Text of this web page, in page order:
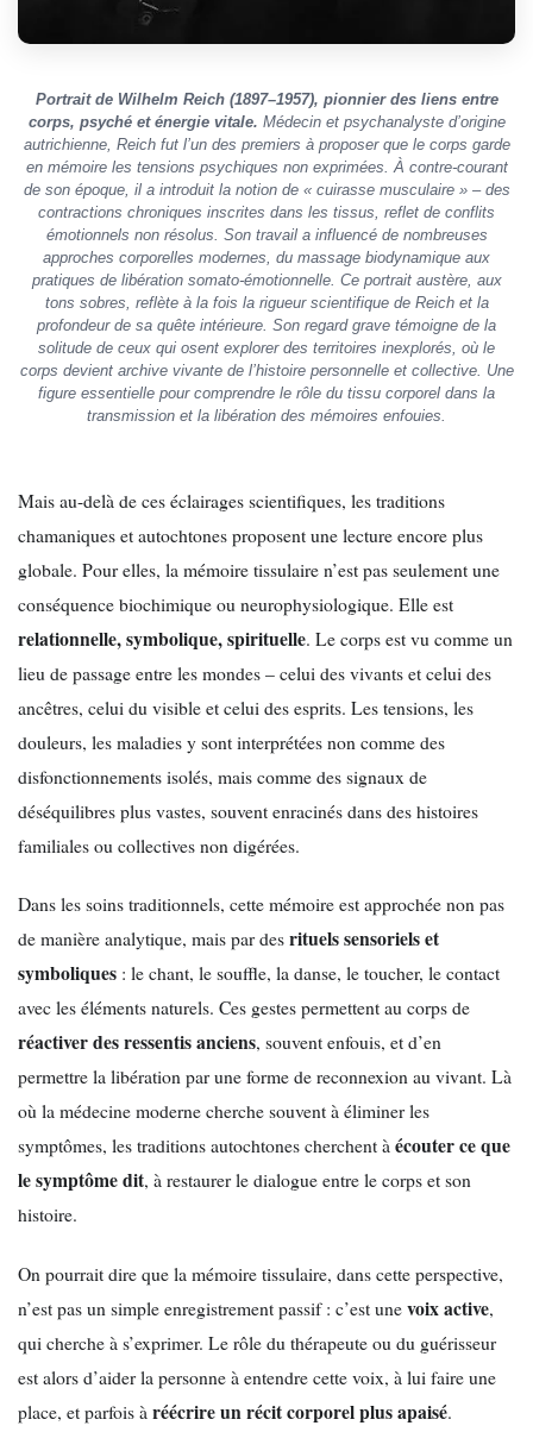
Portrait de Wilhelm Reich (1897–1957), pionnier des liens entre
corps, psyché et énergie vitale. Médecin et psychanalyste d’origine
autrichienne, Reich fut l’un des premiers à proposer que le corps garde
en mémoire les tensions psychiques non exprimées. À contre-courant
de son époque, il a introduit la notion de « cuirasse musculaire » – des
contractions chroniques inscrites dans les tissus, reflet de conflits
émotionnels non résolus. Son travail a influencé de nombreuses
approches corporelles modernes, du massage biodynamique aux
pratiques de libération somato-émotionnelle. Ce portrait austère, aux
tons sobres, reflète à la fois la rigueur scientifique de Reich et la
profondeur de sa quête intérieure. Son regard grave témoigne de la
solitude de ceux qui osent explorer des territoires inexplorés, où le
corps devient archive vivante de l’histoire personnelle et collective. Une
figure essentielle pour comprendre le rôle du tissu corporel dans la
transmission et la libération des mémoires enfouies.
Mais au-delà de ces éclairages scientifiques, les traditions
chamaniques et autochtones proposent une lecture encore plus
globale. Pour elles, la mémoire tissulaire n’est pas seulement une
conséquence biochimique ou neurophysiologique. Elle est
relationnelle, symbolique, spirituelle. Le corps est vu comme un
lieu de passage entre les mondes – celui des vivants et celui des
ancêtres, celui du visible et celui des esprits. Les tensions, les
douleurs, les maladies y sont interprétées non comme des
disfonctionnements isolés, mais comme des signaux de
déséquilibres plus vastes, souvent enracinés dans des histoires
familiales ou collectives non digérées.
Dans les soins traditionnels, cette mémoire est approchée non pas
de manière analytique, mais par desrituels sensoriels et
symboliques : le chant, le souffle, la danse, le toucher, le contact
avec les éléments naturels. Ces gestes permettent au corps de
réactiver des ressentis anciens, souvent enfouis, et d’en
permettre la libération par une forme de reconnexion au vivant. Là
où la médecine moderne cherche souvent à éliminer les
symptômes, les traditions autochtones cherchent àécouter ce que
le symptôme dit, à restaurer le dialogue entre le corps et son
histoire.
On pourrait dire que la mémoire tissulaire, dans cette perspective,
n’est pas un simple enregistrement passif : c’est unevoix active,
qui cherche à s’exprimer. Le rôle du thérapeute ou du guérisseur
est alors d’aider la personne à entendre cette voix, à lui faire une
place, et parfois à réécrire un récit corporel plus apaisé.